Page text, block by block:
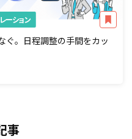
ーション
ぐ。日程調整の手間をカッ
事